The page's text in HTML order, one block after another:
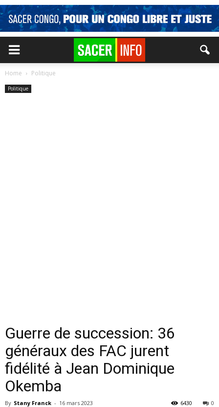
Home Politique
Politique
Guerre de succession: 36
généraux des FAC jurent
fidélité à Jean Dominique
Okemba
By Stany Franck - 16 mars 2023 0
6430